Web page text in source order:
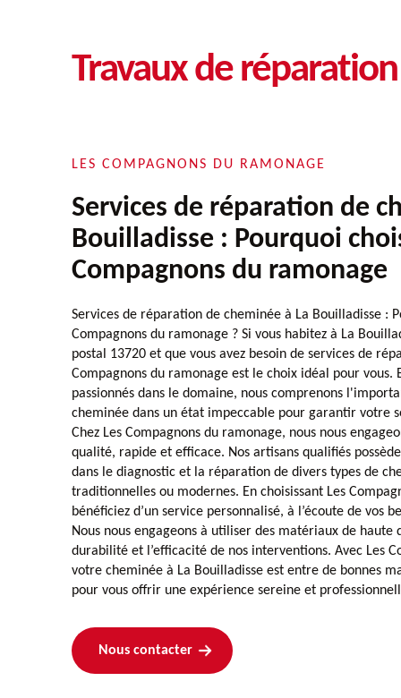
Travaux de
LES COMPAGNONS DU RAMONAGE
Services de réparation de
Bouilladisse : Pourquoi
Compagnons du ramonage
Services de réparation de cheminée à La Bouilladisse :
Compagnons du ramonage ? Si vous habitez à La
postal 13720 et que vous avez besoin de services de
Compagnons du ramonage est le choix idéal pour vous.
passionnés dans le domaine, nous comprenons
cheminée dans un état impeccable pour garantir votre
Chez Les Compagnons du ramonage, nous nous
qualité, rapide et efficace. Nos artisans qualifiés
dans le diagnostic et la réparation de divers types de
traditionnelles ou modernes. En choisissant Les
bénéficiez d’un service personnalisé, à l’écoute de vos
Nous nous engageons à utiliser des matériaux de haute
durabilité et l’efficacité de nos interventions. Avec Les
votre cheminée à La Bouilladisse est entre de bonnes
pour vous offrir une expérience sereine et
Nous contacter